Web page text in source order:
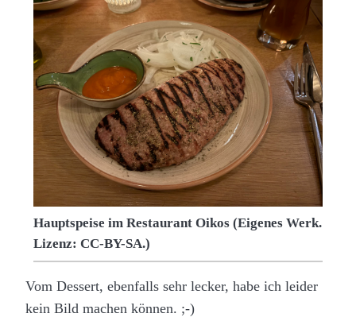
Hauptspeise im Restaurant Oikos (Eigenes Werk.
Lizenz: CC-BY-SA.)
Vom Dessert, ebenfalls sehr lecker, habe ich leider
kein Bild machen können. ;-)